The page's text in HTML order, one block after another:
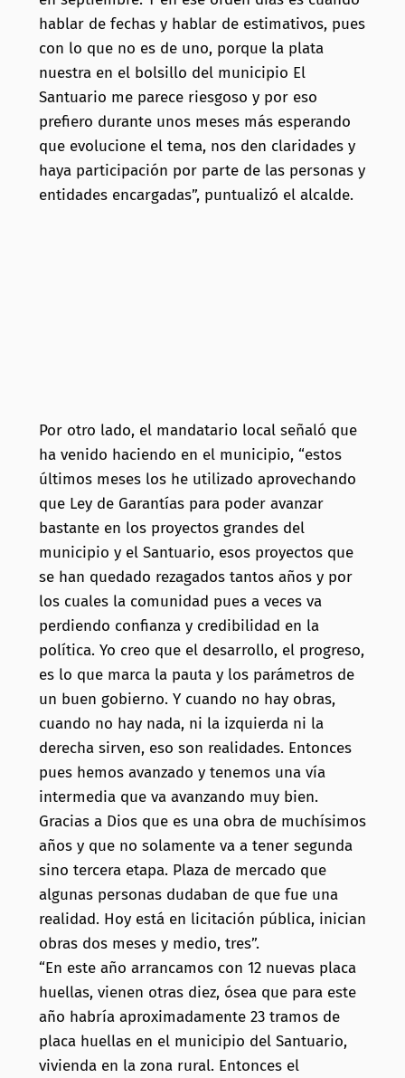
hablar de fechas y hablar de estimativos, pues
con lo que no es de uno, porque la plata
nuestra en el bolsillo del municipio El
Santuario me parece riesgoso y por eso
prefiero durante unos meses más esperando
que evolucione el tema, nos den claridades y
haya participación por parte de las personas y
entidades encargadas”, puntualizó el alcalde.
Por otro lado, el mandatario local señaló que
ha venido haciendo en el municipio, “estos
últimos meses los he utilizado aprovechando
que Ley de Garantías para poder avanzar
bastante en los proyectos grandes del
municipio y el Santuario, esos proyectos que
se han quedado rezagados tantos años y por
los cuales la comunidad pues a veces va
perdiendo confianza y credibilidad en la
política. Yo creo que el desarrollo, el progreso,
es lo que marca la pauta y los parámetros de
un buen gobierno. Y cuando no hay obras,
cuando no hay nada, ni la izquierda ni la
derecha sirven, eso son realidades. Entonces
pues hemos avanzado y tenemos una vía
intermedia que va avanzando muy bien.
Gracias a Dios que es una obra de muchísimos
años y que no solamente va a tener segunda
sino tercera etapa. Plaza de mercado que
algunas personas dudaban de que fue una
realidad. Hoy está en licitación pública, inician
obras dos meses y medio, tres”.
“En este año arrancamos con 12 nuevas placa
huellas, vienen otras diez, ósea que para este
año habría aproximadamente 23 tramos de
placa huellas en el municipio del Santuario,
vivienda en la zona rural. Entonces el